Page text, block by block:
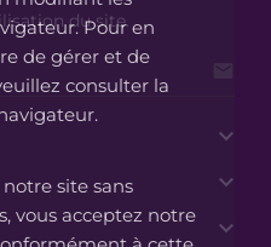
Pour en
de gérer et de
consulter la
site sans
vous acceptez notre
du site.


